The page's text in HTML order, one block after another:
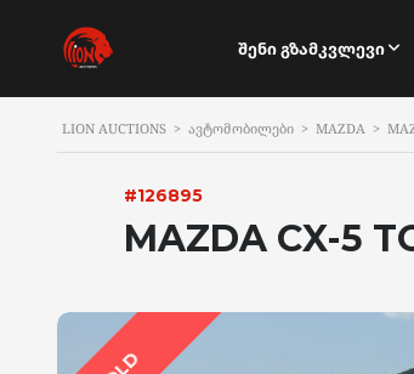
Შენი Გზამკვლევი
LION AUCTIONS > ᲐᲕᲢᲝᲛᲝᲑᲘᲚᲔᲑᲘ > MAZDA >
#126895
MAZDA CX-5